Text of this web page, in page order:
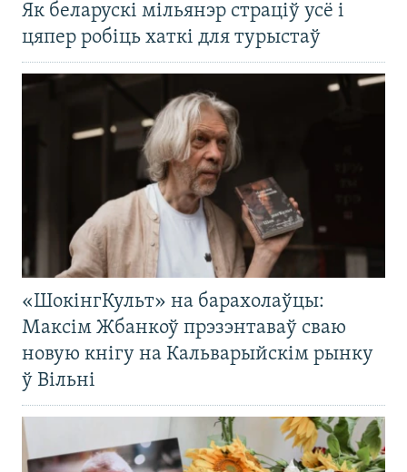
Як беларускі мільянэр страціў усё і
цяпер робіць хаткі для турыстаў
«ШокінгКульт» на барахолаўцы:
Максім Жбанкоў прэзэнтаваў сваю
новую кнігу на Кальварыйскім рынку
ў Вільні